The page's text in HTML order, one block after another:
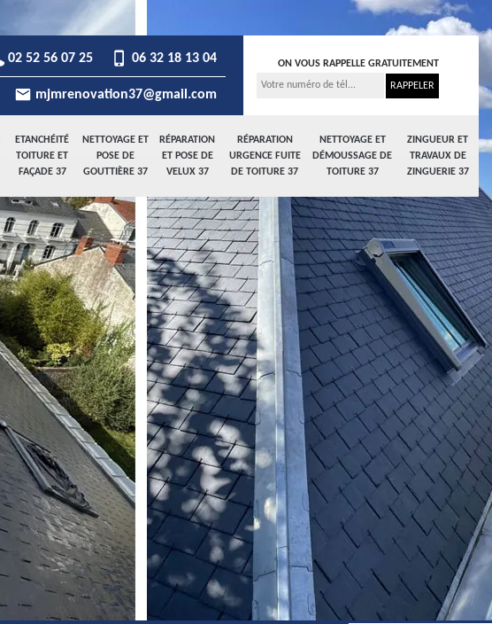
ETANCHÉITÉ
TOITURE ET
FAÇADE 37
NETTOYAGE ET
POSE DE
GOUTTIÈRE 37
RÉPARATION
ET POSE DE
VELUX 37
RÉPARATION
URGENCE FUITE
DE TOITURE 37
NETTOYAGE ET
DÉMOUSSAGE DE
TOITURE 37
ZINGUEUR ET
TRAVAUX DE
ZINGUERIE 37
02 52 56 07 25 06 32 18 13 04
mjmrenovation37@gmail.com
ON VOUS RAPPELLE GRATUITEMENT